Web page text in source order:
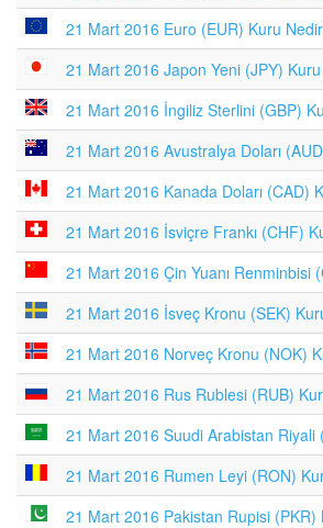
21 Mart 2016 Euro (EUR) Kuru
21 Mart 2016 Japon Yeni (JPY)
21 Mart 2016 İngiliz Sterlini (GBP)
21 Mart 2016 Avustralya Doları
21 Mart 2016 Kanada Doları (CAD)
21 Mart 2016 İsviçre Frankı (CHF)
21 Mart 2016 Çin Yuanı Renminbisi
21 Mart 2016 İsveç Kronu (SEK)
21 Mart 2016 Norveç Kronu (NOK)
21 Mart 2016 Rus Rublesi (RUB)
21 Mart 2016 Suudi Arabistan Riyali
21 Mart 2016 Rumen Leyi (RON)
21 Mart 2016 Pakistan Rupisi (PKR)